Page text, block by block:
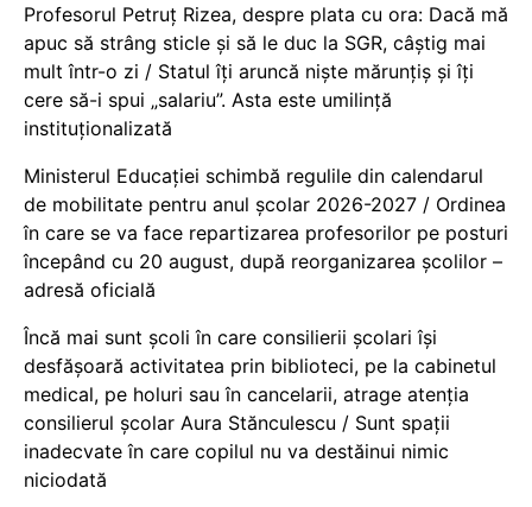
Profesorul Petruț Rizea, despre plata cu ora: Dacă mă
apuc să strâng sticle și să le duc la SGR, câștig mai
mult într-o zi / Statul îți aruncă niște mărunțiș și îți
cere să-i spui „salariu”. Asta este umilință
instituționalizată
Ministerul Educației schimbă regulile din calendarul
de mobilitate pentru anul școlar 2026-2027 / Ordinea
în care se va face repartizarea profesorilor pe posturi
începând cu 20 august, după reorganizarea școlilor –
adresă oficială
Încă mai sunt școli în care consilierii școlari își
desfășoară activitatea prin biblioteci, pe la cabinetul
medical, pe holuri sau în cancelarii, atrage atenția
consilierul școlar Aura Stănculescu / Sunt spații
inadecvate în care copilul nu va destăinui nimic
niciodată